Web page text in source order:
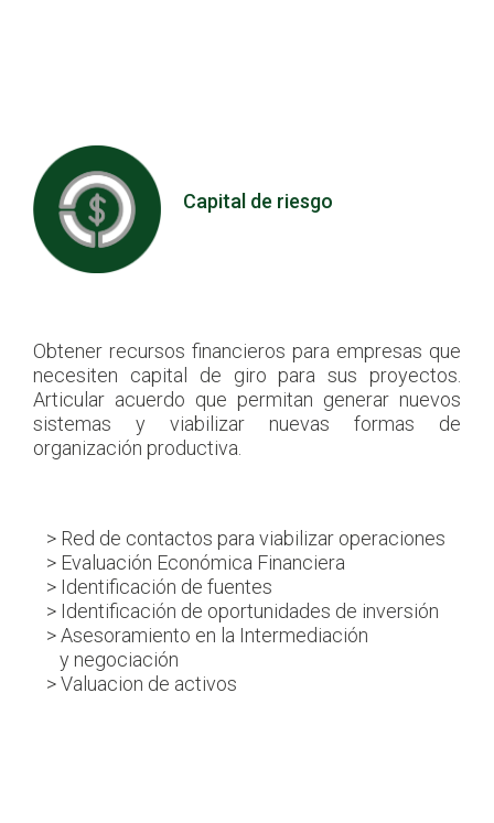
Capital de riesgo
Obtener recursos financieros para empresas que
necesiten capital de giro para sus proyectos.
Articular acuerdo que permitan generar nuevos
sistemas y viabilizar nuevas formas de
organización productiva.
> Red de contactos para viabilizar operaciones
> Evaluación Económica Financiera
> Identificación de fuentes
> Identificación de oportunidades de inversión
> Asesoramiento en la Intermediación
y negociación
> Valuacion de activos